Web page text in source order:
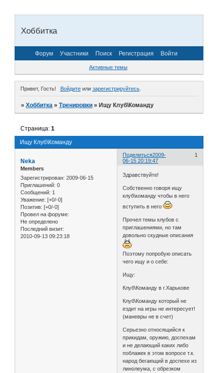
Хоббитка
Форум Участники Поиск Регистрация Войти
Активные темы
Привет, Гость! Войдитеили зарегистрируйтесь.
»Хоббитка »Тренировки »Ищу Клуб\Команду
Ищу Клуб\Команду
Страница:1
Поделиться 1
2009-
06-15 20:19:47
Neka
Members
Зарегистрирован: 2009-06-15
Приглашений: 0
Сообщений: 1
Уважение: [+0/-0]
Позитив: [+0/-0]
Провел на форуме:
Не определено
Последний визит:
2010-09-13 09:23:18
Здравствуйте!
Собственно говоря ищу
клуб\команду чтобы в него
вступить в него
Прочел темы клубов с
приглашениями, но там
довольно скудные описания
Поэтому попробую описать
чего ищу и о себе:
Ищу:
Клуб\Команду в г.Харькове
Клуб\Команду который не
ездит на игры не интересует!
(маневры не в счет)
Серьезно относящийся к
прикидам, оружию, доспехам
и не делающий каких либо
поблажек в этом вопросе т.к.
народ бегающий в доспехе из
линолеума, с обрезком